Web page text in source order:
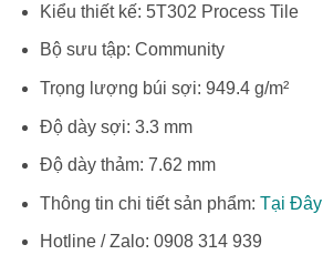
Kiểu thiết kế: 5T302 Process Tile
Bộ sưu tập: Community
Trọng lượng búi sợi: 949.4 g/m²
Độ dày sợi: 3.3 mm
Độ dày thảm: 7.62 mm
Thông tin chi tiết sản phẩm: Tại Đây
Hotline / Zalo: 0908 314 939